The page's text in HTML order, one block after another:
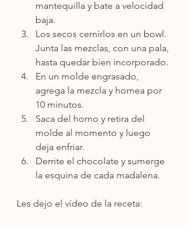
mantequilla y bate a velocidad
baja.
Los secos cernirlos en un bowl.
Junta las mezclas, con una pala,
hasta quedar bien incorporado.
En un molde engrasado,
agrega la mezcla y hornea por
10 minutos.
Saca del horno y retira del
molde al momento y luego
deja enfriar.
Derrite el chocolate y sumerge
la esquina de cada madalena.
Les dejo el vídeo de la receta: